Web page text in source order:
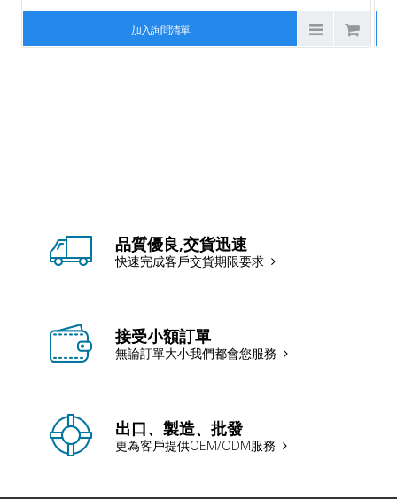
加入詢問清單
品質優良,交貨迅速
快速完成客戶交貨期限要求
接受小額訂單
無論訂單大小我們都會您服務
出口、製造、批發
更為客戶提供OEM/ODM服務